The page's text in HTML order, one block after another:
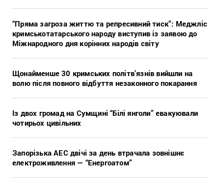
“Пряма загроза життю та репресивний тиск”: Меджліс
кримськотатарського народу виступив із заявою до
Міжнародного дня корінних народів світу
Щонайменше 30 кримських політв’язнів вийшли на
волю після повного відбуття незаконного покарання
Із двох громад на Сумщині “Білі янголи” евакуювали
чотирьох цивільних
Запорізька АЕС двічі за день втрачала зовнішнє
електроживлення — “Енергоатом”